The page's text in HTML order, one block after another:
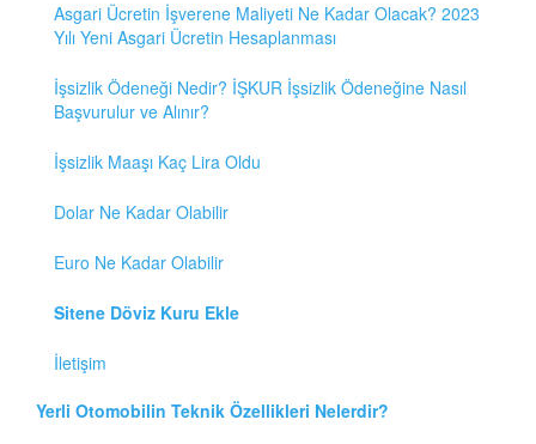
Asgari Ücretin İşverene Maliyeti Ne Kadar Olacak? 2023
Yılı Yeni Asgari Ücretin Hesaplanması
İşsizlik Ödeneği Nedir? İŞKUR İşsizlik Ödeneğine Nasıl
Başvurulur ve Alınır?
İşsizlik Maaşı Kaç Lira Oldu
Dolar Ne Kadar Olabilir
Euro Ne Kadar Olabilir
Sitene Döviz Kuru Ekle
İletişim
Yerli Otomobilin Teknik Özellikleri Nelerdir?